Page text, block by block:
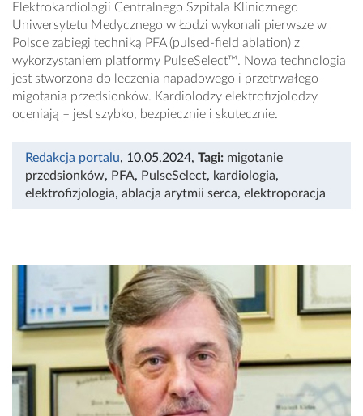
Elektrokardiologii Centralnego Szpitala Klinicznego
Uniwersytetu Medycznego w Łodzi wykonali pierwsze w
Polsce zabiegi techniką PFA (pulsed-field ablation) z
wykorzystaniem platformy PulseSelect™. Nowa technologia
jest stworzona do leczenia napadowego i przetrwałego
migotania przedsionków. Kardiolodzy elektrofizjolodzy
oceniają – jest szybko, bezpiecznie i skutecznie.
Redakcja portalu, 10.05.2024, Tagi: migotanie
przedsionków, PFA, PulseSelect, kardiologia,
elektrofizjologia, ablacja arytmii serca, elektroporacja